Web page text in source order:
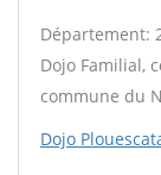
Département:
Dojo Familial,
commune du
Dojo